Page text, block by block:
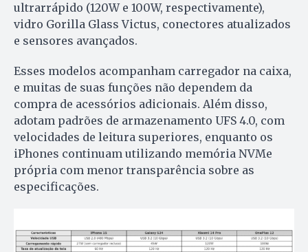
ultrarrápido (120W e 100W, respectivamente),
vidro Gorilla Glass Victus, conectores atualizados
e sensores avançados.
Esses modelos acompanham carregador na caixa,
e muitas de suas funções não dependem da
compra de acessórios adicionais. Além disso,
adotam padrões de armazenamento UFS 4.0, com
velocidades de leitura superiores, enquanto os
iPhones continuam utilizando memória NVMe
própria com menor transparência sobre as
especificações.